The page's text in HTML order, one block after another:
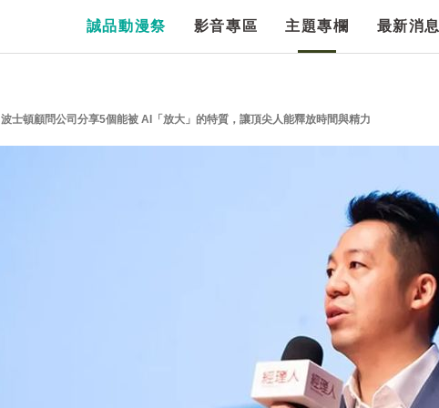
誠品動漫祭 影音專區 主題專欄 最新消息
波士頓顧問公司分享5個能被 AI「放大」的特質，讓頂尖人能釋放時間與精力